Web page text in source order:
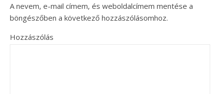
A nevem, e-mail címem, és weboldalcímem mentése a
böngészőben a következő hozzászólásomhoz.
Hozzászólás